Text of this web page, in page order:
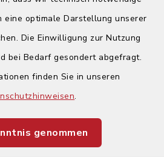
eine optimale Darstellung unserer
Die Einwilligung zur Nutzung
bei Bedarf gesondert abgefragt.
finden Sie in unseren
.
genommen